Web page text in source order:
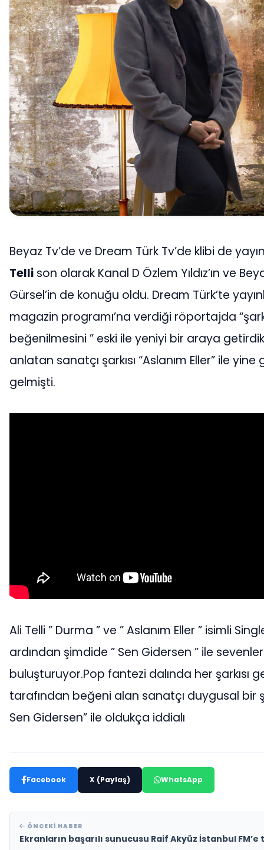
Beyaz Tv’de ve Dream Türk Tv’de klibi de
Telli son olarak Kanal D Özlem Yıldız’ın ve
Gürsel’in de konuğu oldu. Dream Türk’te
magazin programı’na verdiği röportajda
beğenilmesini ” eski ile yeniyi bir araya
anlatan sanatçı şarkısı “Aslanım Eller” ile
gelmişti.
Ali Telli ” Durma ” ve ” Aslanım Eller ” isimli
ardından şimdide ” Sen Gidersen ” ile
buluşturuyor.Pop fantezi dalında her şarkısı
tarafından beğeni alan sanatçı duygusal bir
Sen Gidersen” ile oldukça iddialı
Facebook X (Paylaş) WhatsApp
ÖNCEKI HABER
Ekranların başarılı sunucusu Raif Akyüz İstanbul